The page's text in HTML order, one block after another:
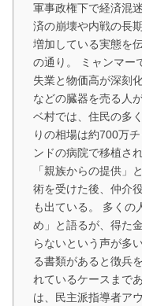
軍事政権下で経済混
済の崩壊や内戦の長
増加している実態を
の通り。 ミャンマー
失業と物価高が深刻
などの臓器を売る人
ベ村では、住民の多
りの相場は約700万
ンドの病院で移植さ
「親族からの提供」
術を受けた後、仲介
も出ている。 多くの
め」と語るが、得た
らないという声が多
る書類があると徴兵
れているケースまで
は、民主派指導者ア